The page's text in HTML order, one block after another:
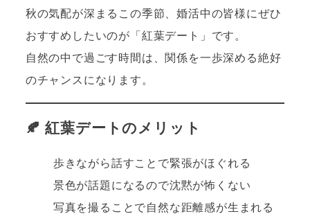
秋の気配が深まるこの季節、婚活中の皆様にぜひ
おすすめしたいのが「紅葉デート」です。
自然の中で過ごす時間は、関係を一歩深める絶好
のチャンスになります。
🍂 紅葉デートのメリット
歩きながら話すことで緊張がほぐれる
景色が話題になるので沈黙が怖くない
写真を撮ることで自然な距離感が生まれる